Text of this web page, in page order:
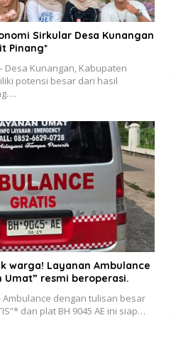
Sirkular Desa Kunangan
Pinang*
— Desa Kunangan, Kabupaten
potensi besar dari hasil
warga! Layanan Ambulance
Umat” resmi beroperasi.
Ambulance dengan tulisan besar
dan plat BH 9045 AE ini siap…